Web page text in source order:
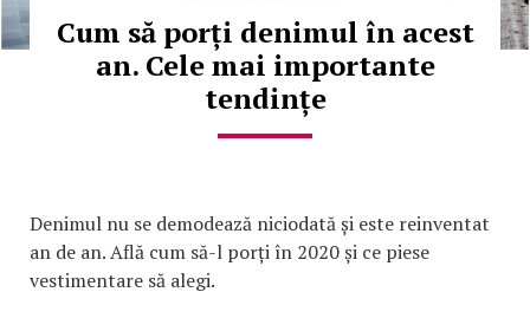
Cum să porți denimul în acest
an. Cele mai importante
tendințe
Denimul nu se demodează niciodată și este reinventat
an de an. Află cum să-l porți în 2020 și ce piese
vestimentare să alegi.